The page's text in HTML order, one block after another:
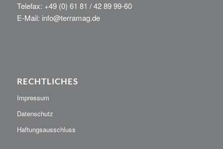
Telefax: +49 (0) 61 81 / 42 89 99-60
E-Mail: info@terramag.de
RECHTLICHES
Impressum
Datenschutz
Haftungsausschluss